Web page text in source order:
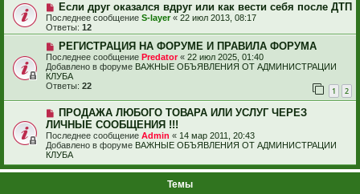
Если друг оказался вдруг или как вести себя после ДТП
Последнее сообщение S-layer« 22 июл 2013, 08:17
Ответы: 12
РЕГИСТРАЦИЯ НА ФОРУМЕ И ПРАВИЛА ФОРУМА
Последнее сообщение Predator« 22 июл 2025, 01:40
Добавлено в форуме ВАЖНЫЕ ОБЪЯВЛЕНИЯ ОТ АДМИНИСТРАЦИИ
КЛУБА
Ответы: 22 1 2
ПРОДАЖА ЛЮБОГО ТОВАРА ИЛИ УСЛУГ ЧЕРЕЗ
ЛИЧНЫЕ СООБЩЕНИЯ !!!
Последнее сообщение Admin « 14 мар 2011, 20:43
Добавлено в форуме ВАЖНЫЕ ОБЪЯВЛЕНИЯ ОТ АДМИНИСТРАЦИИ
КЛУБА
Темы